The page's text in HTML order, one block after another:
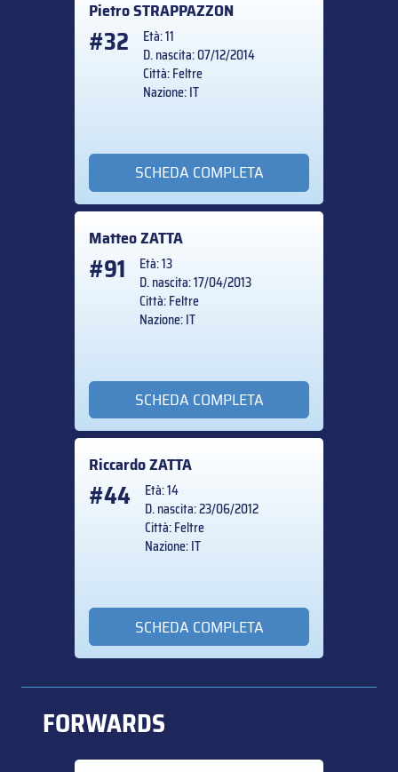
PietroSTRAPPAZZON
#32
Età: 11
D. nascita: 07/12/2014
Città: Feltre
Nazione: IT
SCHEDA COMPLETA
MatteoZATTA
#91
Età: 13
D. nascita: 17/04/2013
Città: Feltre
Nazione: IT
SCHEDA COMPLETA
RiccardoZATTA
#44
Età: 14
D. nascita: 23/06/2012
Città: Feltre
Nazione: IT
SCHEDA COMPLETA
FORWARDS